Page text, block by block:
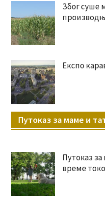
Због суше
Експо
Путоказ за маме и
Путоказ
време